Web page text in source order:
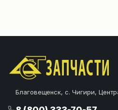
Благовещенск, с. Чигири,